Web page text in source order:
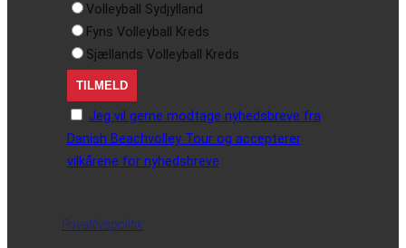
Volleyball Sydjylland
Fyns Volleyball Kreds
Sjællands Volleyball Kreds
Jeg vil gerne modtage nyhedsbreve fra
Danish Beachvolley Tour og accepterer
vilkårene for nyhedsbreve
Privatlivspolitik